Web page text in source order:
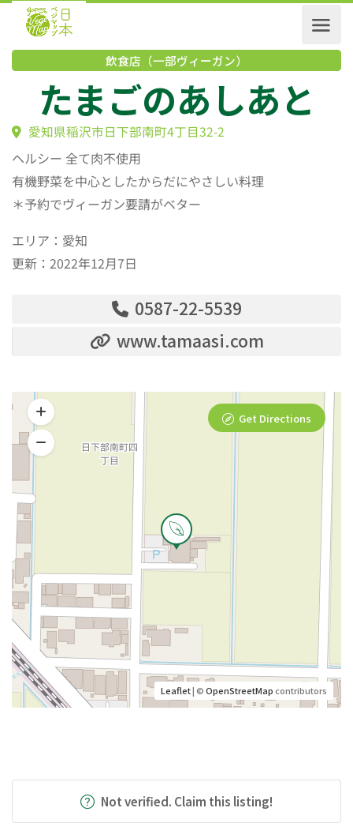
飲食店（一部ヴィーガン）
たまごのあしあと
愛知県稲沢市日下部南町4丁目32-2
ヘルシー 全て肉不使用
有機野菜を中心としたからだにやさしい料理
＊予約でヴィーガン要請がベター
エリア：愛知
更新：2022年12月7日
0587-22-5539
www.tamaasi.com
Leaflet| ©OpenStreetMapcontributors
Get Directions
Not verified. Claim this listing!